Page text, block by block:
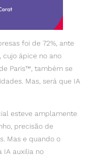
foi de 72%, ante
cujo ápice no ano
Paris™, também se
Mas, será que IA
esteve amplamente
precisão de
Mas e quando o
IA auxilia no